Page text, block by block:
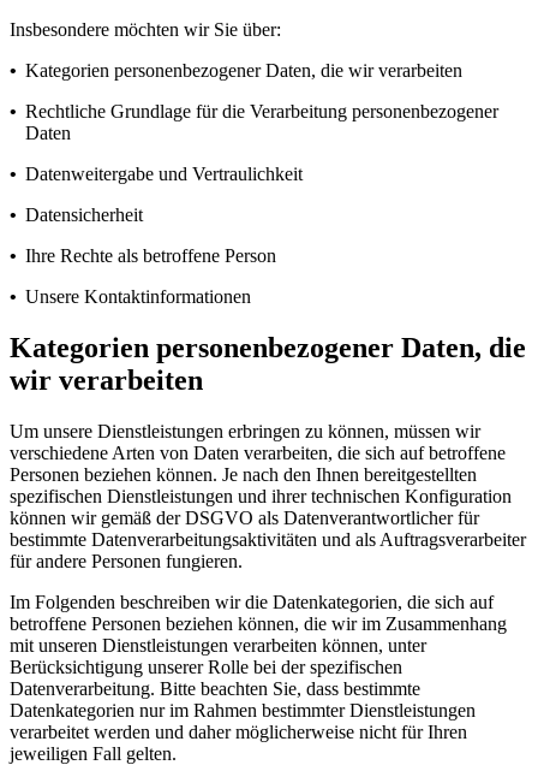
Insbesondere möchten wir Sie über:
• Kategorien personenbezogener Daten, die wir verarbeiten
• Rechtliche Grundlage für die Verarbeitung personenbezogener
Daten
• Datenweitergabe und Vertraulichkeit
• Datensicherheit
• Ihre Rechte als betroffene Person
• Unsere Kontaktinformationen
Kategorien personenbezogener Daten, die
wir verarbeiten
Um unsere Dienstleistungen erbringen zu können, müssen wir
verschiedene Arten von Daten verarbeiten, die sich auf betroffene
Personen beziehen können. Je nach den Ihnen bereitgestellten
spezifischen Dienstleistungen und ihrer technischen Konfiguration
können wir gemäß der DSGVO als Datenverantwortlicher für
bestimmte Datenverarbeitungsaktivitäten und als Auftragsverarbeiter
für andere Personen fungieren.
Im Folgenden beschreiben wir die Datenkategorien, die sich auf
betroffene Personen beziehen können, die wir im Zusammenhang
mit unseren Dienstleistungen verarbeiten können, unter
Berücksichtigung unserer Rolle bei der spezifischen
Datenverarbeitung. Bitte beachten Sie, dass bestimmte
Datenkategorien nur im Rahmen bestimmter Dienstleistungen
verarbeitet werden und daher möglicherweise nicht für Ihren
jeweiligen Fall gelten.